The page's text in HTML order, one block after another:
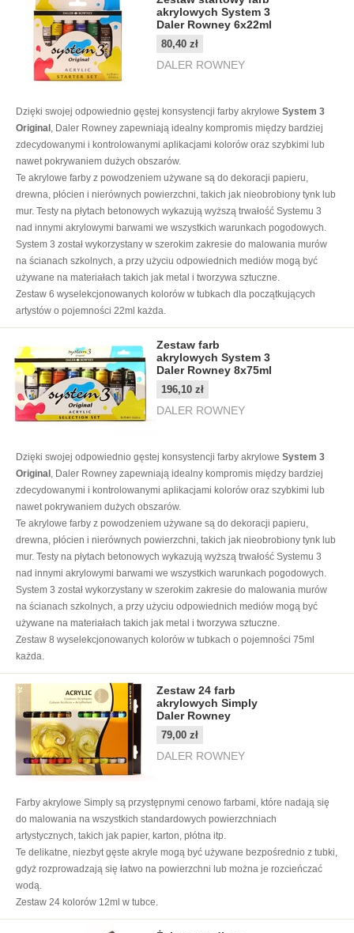
akrylowych System 3
Daler Rowney 6x22ml
80,40 zł
DALER ROWNEY
Dzięki swojej odpowiednio gęstej konsystencji farby akrylowe System 3
Original , Daler Rowney zapewniają idealny kompromis między bardziej
zdecydowanymi i kontrolowanymi aplikacjami kolorów oraz szybkimi lub
nawet pokrywaniem dużych obszarów.
Te akrylowe farby z powodzeniem używane są do dekoracji papieru,
drewna, płócien i nierównych powierzchni, takich jak nieobrobiony tynk lub
mur. Testy na płytach betonowych wykazują wyższą trwałość Systemu 3
nad innymi akrylowymi barwami we wszystkich warunkach pogodowych.
System 3 został wykorzystany w szerokim zakresie do malowania murów
na ścianach szkolnych, a przy użyciu odpowiednich mediów mogą być
używane na materiałach takich jak metal i tworzywa sztuczne.
Zestaw 6 wyselekcjonowanych kolorów w tubkach dla początkujących
artystów o pojemności 22ml każda.
Zestaw farb
akrylowych System 3
Daler Rowney 8x75ml
196,10 zł
DALER ROWNEY
Dzięki swojej odpowiednio gęstej konsystencji farby akrylowe System 3
Original , Daler Rowney zapewniają idealny kompromis między bardziej
zdecydowanymi i kontrolowanymi aplikacjami kolorów oraz szybkimi lub
nawet pokrywaniem dużych obszarów.
Te akrylowe farby z powodzeniem używane są do dekoracji papieru,
drewna, płócien i nierównych powierzchni, takich jak nieobrobiony tynk lub
mur. Testy na płytach betonowych wykazują wyższą trwałość Systemu 3
nad innymi akrylowymi barwami we wszystkich warunkach pogodowych.
System 3 został wykorzystany w szerokim zakresie do malowania murów
na ścianach szkolnych, a przy użyciu odpowiednich mediów mogą być
używane na materiałach takich jak metal i tworzywa sztuczne.
Zestaw 8 wyselekcjonowanych kolorów w tubkach o pojemności 75ml
każda.
Zestaw 24 farb
akrylowych Simply
Daler Rowney
79,00 zł
DALER ROWNEY
Farby akrylowe Simply są przystępnymi cenowo farbami, które nadają się
do malowania na wszystkich standardowych powierzchniach
artystycznych, takich jak papier, karton, płótna itp.
Te delikatne, niezbyt gęste akryle mogą być używane bezpośrednio z tubki,
gdyż rozprowadzają się łatwo na powierzchni lub można je rozcieńczać
wodą.
Zestaw 24 kolorów 12ml w tubce.